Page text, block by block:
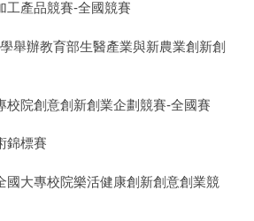
工產品競賽-全國競賽
舉辦教育部生醫產業與新農業創新創
校院創意創新創業企劃競賽-全國賽
錦標賽
國大專校院樂活健康創新創意創業競